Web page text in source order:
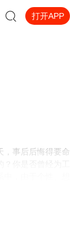
打开APP
，事后后悔得要命
，由于个性、想
人际关系，学习